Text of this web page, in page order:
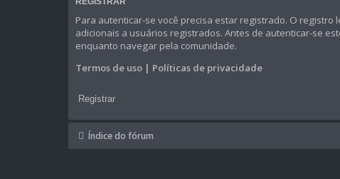
Para autenticar-se você precisa estar registrado. O
adicionais a usuários registrados. Antes de autenticar-se
enquanto navegar pela comunidade.
Termos de uso | Políticas de privacidade
Registrar
Índice do fórum